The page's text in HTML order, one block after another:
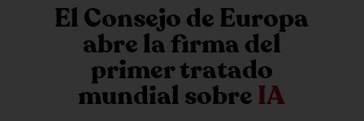
El Consejo de Europa
abre la firma del
primer tratado
mundial sobreIA